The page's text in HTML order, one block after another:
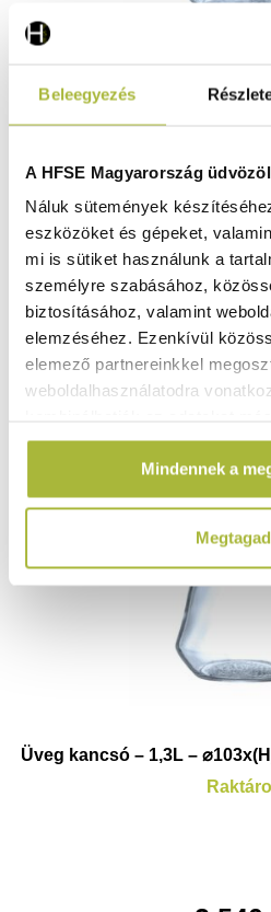
Beleegyezés
A HFSE Magyarország
Náluk sütemények
eszközöket és gépeket,
mi is sütiket használunk a
személyre szabásához,
biztosításához, valamint
elemzéséhez. Ezenkívül
elemező partnereinkkel
weboldalhasználatodra
amelyeket Te adtál meg
használt más Mindennek a
2.340
(1.843Ft+
Üveg kancsó – 1,3L –